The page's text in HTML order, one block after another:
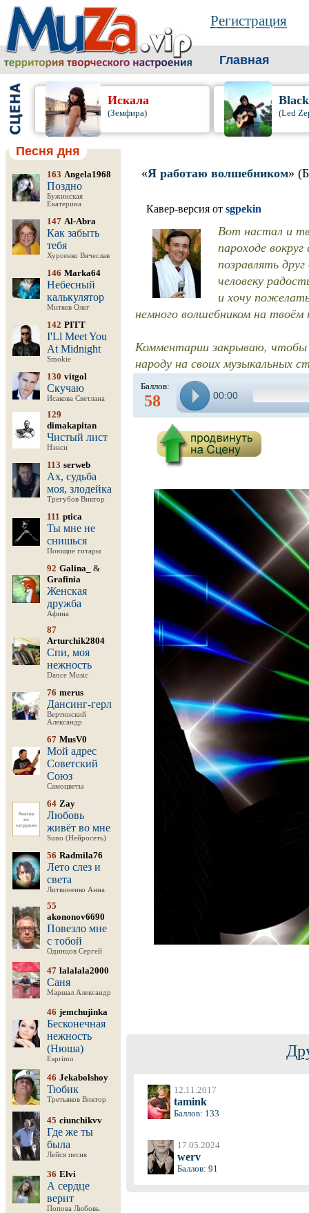
Регистрация
Главная
Искала
(Земфира) (Led
Песня дня
163 Angela1968
Поздно
Бужинская
Екатерина
147 Al-Abra
Как забыть
тебя
Хурсенко Вячеслав
146 Marka64
Небесный
калькулятор
Митяев Олег
142 PITT
I'Ll Meet You
At Midnight
Smokie
130 vitgol
Скучаю
Исакова Светлана
129
dimakapitan
Чистый лист
Нэнси
113 serweb
Ах, судьба
моя, злодейка
Трегубов Виктор
111 ptica
Ты мне не
снишься
Поющие гитары
92 Galina_
&
Grafinia
Женская
дружба
Афина
87
Arturchik2804
Спи, моя
нежность
Dance Music
76 merus
Дансинг-герл
Вертинский
Александр
67 MusV0
Мой адрес
Советский
Союз
Самоцветы
64 Zay
Любовь
живёт во мне
Suno (Нейросеть)
56 Radmila76
Лето слез и
света
Литвиненко Анна
55
akononov6690
Повезло мне
с тобой
Одинцов Сергей
47 lalalala2000
Саня
Маршал Александр
46 jemchujinka
Бесконечная
нежность
(Нюша)
Esprimo
46 Jekabolshoy
Тюбик
Третьяков Виктор
45 ciunchikvv
Где же ты
была
Лейся песня
36 Elvi
А сердце
верит
Попова Любовь
«Я работаю волшебником»
Кавер-версия от sgpekin
Вот настал и
пароходе
позравлять
человеку
и хочу
немного волшебником на
Комментарии закрываю, чтобы
народу на своих музыкальных
Баллов:
58 00:00
12.11.2017
tamink
Баллов: 133
17.05.2024
werv
Баллов: 91